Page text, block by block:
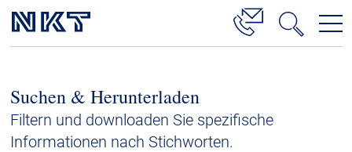
Hochspannung
Kabelservice
Suchen & Herunterladen
Filtern und downloaden Sie spezifische
Informationen nach Stichworten.